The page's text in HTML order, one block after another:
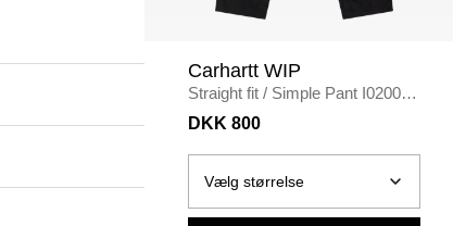
Carhartt WIP
Straight fit / Simple Pant I020075
/ BLACK
DKK 800